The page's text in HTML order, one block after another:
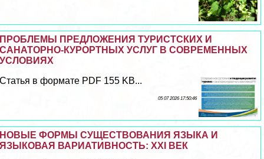
ПРОБЛЕМЫ ПРЕДЛОЖЕНИЯ ТУРИСТСКИХ И
САНАТОРНО-КУРОРТНЫХ УСЛУГ В СОВРЕМЕННЫХ
УСЛОВИЯХ
Статья в формате PDF 155 KB...
05 07 2026 17:50:46
НОВЫЕ ФОРМЫ СУЩЕСТВОВАНИЯ ЯЗЫКА И
ЯЗЫКОВАЯ ВАРИАТИВНОСТЬ: XXI ВЕК